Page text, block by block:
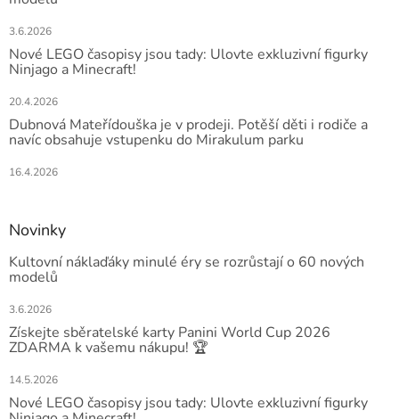
3.6.2026
Nové LEGO časopisy jsou tady: Ulovte exkluzivní figurky
Ninjago a Minecraft!
20.4.2026
Dubnová Mateřídouška je v prodeji. Potěší děti i rodiče a
navíc obsahuje vstupenku do Mirakulum parku
16.4.2026
Novinky
Kultovní náklaďáky minulé éry se rozrůstají o 60 nových
modelů
3.6.2026
Získejte sběratelské karty Panini World Cup 2026
ZDARMA k vašemu nákupu! 🏆
14.5.2026
Nové LEGO časopisy jsou tady: Ulovte exkluzivní figurky